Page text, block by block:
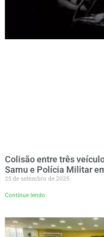
Colisão entre três
Samu e Polícia Militar
25 de setembro de 2025
Continue lendo